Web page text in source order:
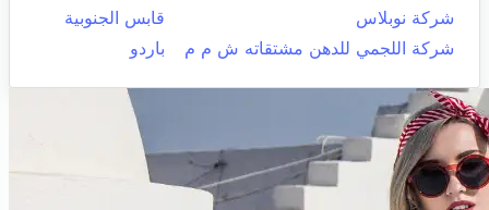
شركة نوبلاس
قابس الجنوبية
شركة اللجمي للدهن مشتقاته ش م م
باردو